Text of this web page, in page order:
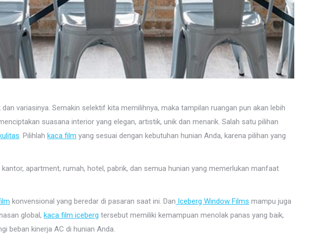
variasinya. Semakin selektif kita memilihnya, maka tampilan ruangan pun akan lebih
suasana interior yang elegan, artistik, unik dan menarik. Salah satu pilihan
. Pilihlah kaca film yang sesuai dengan kebutuhan hunian Anda, karena pilihan yang
apartment, rumah, hotel, pabrik, dan semua hunian yang memerlukan manfaat
konvensional yang beredar di pasaran saat ini. Dan Iceberg Window Films mampu juga
global, kaca film iceberg tersebut memiliki kemampuan menolak panas yang baik,
beban kinerja AC di hunian Anda.